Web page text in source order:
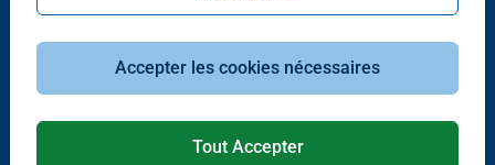
Average rating 5,0 out of 5 stars.
Accepter les cookies nécessaires
Tout Accepter